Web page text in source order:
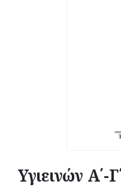
Υγιεινών Α΄-